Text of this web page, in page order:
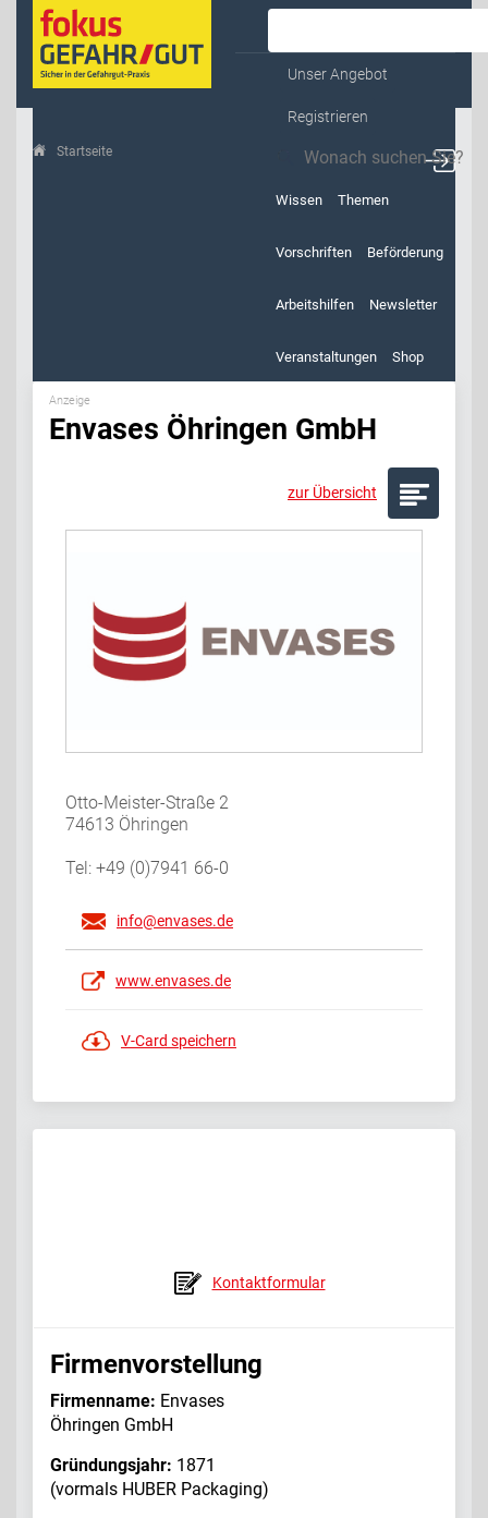
Unser Angebot
Registrieren
Wissen Themen
Vorschriften Beförderung
Arbeitshilfen Newsletter
Veranstaltungen Shop
Startseite
Anzeige
Envases Öhringen GmbH
zur Übersicht
Otto-Meister-Straße 2
74613 Öhringen
Tel: +49 (0)7941 66-0
info@envases.de
www.envases.de
V-Card speichern
Kontaktformular
Firmenvorstellung
Firmenname: Envases
Öhringen GmbH
Gründungsjahr: 1871
(vormals HUBER Packaging)